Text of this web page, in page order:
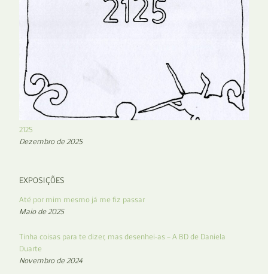
2125
Dezembro de 2025
EXPOSIÇÕES
Até por mim mesmo já me fiz passar
Maio de 2025
Tinha coisas para te dizer, mas desenhei-as – A BD de Daniela
Duarte
Novembro de 2024